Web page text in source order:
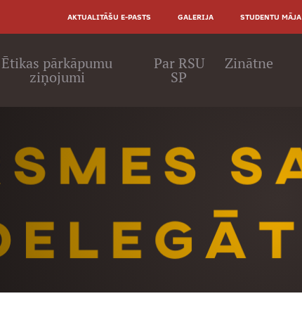
AUGŠĒJĀ
IZVĒLNE
AKTUALITĀŠU E-PASTS GALERIJA STUDENTU MĀJA
Ētikas pārkāpumu
ziņojumi
Par RSU
SP
Zinātne